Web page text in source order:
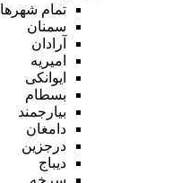
تمام شهر‌ها
سمنان
آرادان
امیریه
ایوانکی
بسطام
بیارجمند
دامغان
درجزین
دیباج
سرخه